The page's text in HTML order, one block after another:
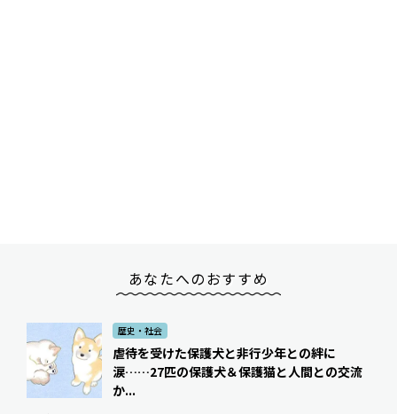
あなたへのおすすめ
歴史・社会
虐待を受けた保護犬と非行少年との絆に
涙……27匹の保護犬＆保護猫と人間との交流
か...